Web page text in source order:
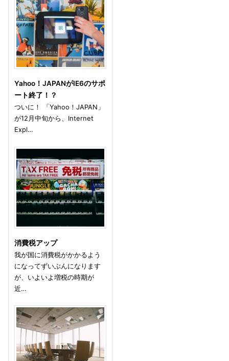
Yahoo！JAPANがIE6のサポ
ート終了！？
ついに！ 「Yahoo！JAPAN」
が12月中旬から、Internet
Expl…
消費税アップ
我が国に消費税がかかるよう
になってずいぶんになります
が、いよいよ増税の時期が
近…